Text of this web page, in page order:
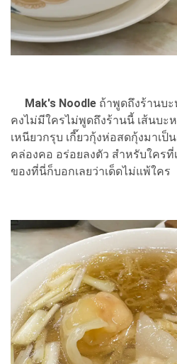
Mak's Noodle ถ้าพูดถึงร้านบะ
คงไม่มีใครไม่พูดถึงร้านนี้ เส้นบะ
เหนียวกรุบ เกี๊ยวกุ้งห่อสดกุ้งมาเป็
คล่องคอ อร่อยลงตัว สำหรับใคร
ของที่นี่ก็บอกเลยว่าเด็ดไม่แพ้ใคร